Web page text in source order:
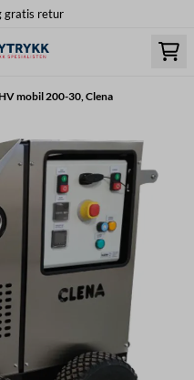
gratis retur
mobil 200-30, Clena